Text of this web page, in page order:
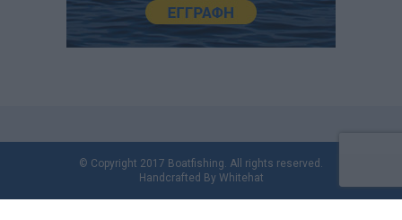
© Copyright 2017 Boatfishing. All rights reserved.
Handcrafted By Whitehat